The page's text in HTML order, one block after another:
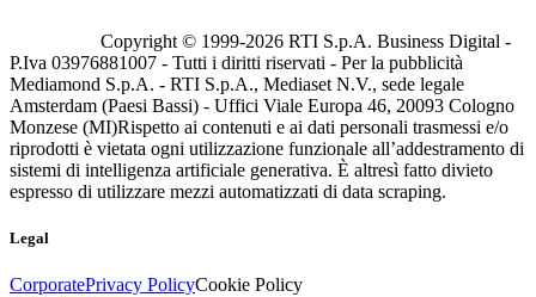
Copyright © 1999-2026 RTI S.p.A. Business Digital -
P.Iva 03976881007 - Tutti i diritti riservati - Per la pubblicità
Mediamond S.p.A. - RTI S.p.A., Mediaset N.V., sede legale
Amsterdam (Paesi Bassi) - Uffici Viale Europa 46, 20093 Cologno
Monzese (MI)Rispetto ai contenuti e ai dati personali trasmessi e/o
riprodotti è vietata ogni utilizzazione funzionale all’addestramento di
sistemi di intelligenza artificiale generativa. È altresì fatto divieto
espresso di utilizzare mezzi automatizzati di data scraping.
Legal
CorporatePrivacy PolicyCookie Policy